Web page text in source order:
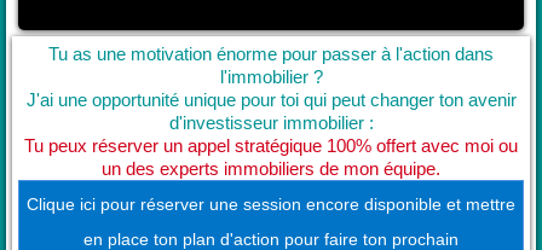
Tu as une motivation énorme pour passer à l'action dans
l'immobilier ?
J'ai une opportunité unique pour toi qui peut changer ton avenir
d'investisseur immobilier :
Tu peux réserver un appel stratégique 100% offert avec moi ou
un des experts immobiliers de mon équipe.
Clique ici pour réserver une session encore disponible et mettre
en place ton plan d'action pour faire ton prochain